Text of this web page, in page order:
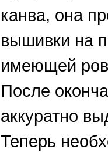
канва, она
вышивки на
имеющей
После
аккуратно
Теперь